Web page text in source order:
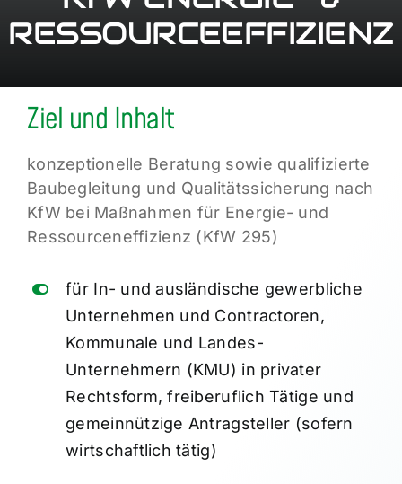
RESSOURCEEFFIZIENZ
Ziel und Inhalt
konzeptionelle Beratung sowie qualifizierte
Baubegleitung und Qualitätssicherung nach
KfW bei Maßnahmen für Energie- und
Ressourceneffizienz (KfW 295)
für In- und ausländische gewerbliche
Unternehmen und Contractoren,
Kommunale und Landes-
Unternehmern (KMU) in privater
Rechtsform, freiberuflich Tätige und
gemeinnützige Antragsteller (sofern
wirtschaftlich tätig)